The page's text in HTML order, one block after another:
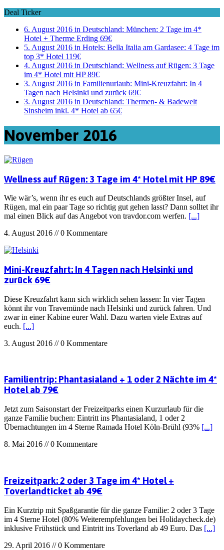
Deal Ticker
6. August 2016 in Deutschland: München: 2 Tage im 4*
Hotel + Therme Erding 69€
5. August 2016 in Hotels: Bella Italia am Gardasee: 4 Tage im
top 3* Hotel 119€
4. August 2016 in Deutschland: Wellness auf Rügen: 3 Tage
im 4* Hotel mit HP 89€
3. August 2016 in Familienurlaub: Mini-Kreuzfahrt: In 4
Tagen nach Helsinki und zurück 69€
3. August 2016 in Deutschland: Thermen- & Badewelt
Sinsheim inkl. 4* Hotel ab 65€
November 2016
Wellness auf Rügen: 3 Tage im 4* Hotel mit HP 89€
Wie wär’s, wenn ihr es euch auf Deutschlands größter Insel, auf
Rügen, mal ein paar Tage so richtig gut gehen lasst? Dann solltet ihr
mal einen Blick auf das Angebot von travdor.com werfen. [...]
4. August 2016 // 0 Kommentare
Mini-Kreuzfahrt: In 4 Tagen nach Helsinki und
zurück 69€
Diese Kreuzfahrt kann sich wirklich sehen lassen: In vier Tagen
könnt ihr von Travemünde nach Helsinki und zurück fahren. Und
zwar in einer Kabine eurer Wahl. Dazu warten viele Extras auf
euch. [...]
3. August 2016 // 0 Kommentare
Familientrip: Phantasialand + 1 oder 2 Nächte im 4*
Hotel ab 79€
Jetzt zum Saisonstart der Freizeitparks einen Kurzurlaub für die
ganze Familie buchen: Eintritt ins Phantasialand, 1 oder 2
Übernachtungen im 4 Sterne Ramada Hotel Köln-Brühl (93% [...]
8. Mai 2016 // 0 Kommentare
Freizeitpark: 2 oder 3 Tage im 4* Hotel +
Toverlandticket ab 49€
Ein Kurztrip mit Spaßgarantie für die ganze Familie: 2 oder 3 Tage
im 4 Sterne Hotel (80% Weiterempfehlungen bei Holidaycheck.de)
inklusive Frühstück und Eintritt ins Toverland ab 49 Euro. Das [...]
29. April 2016 // 0 Kommentare